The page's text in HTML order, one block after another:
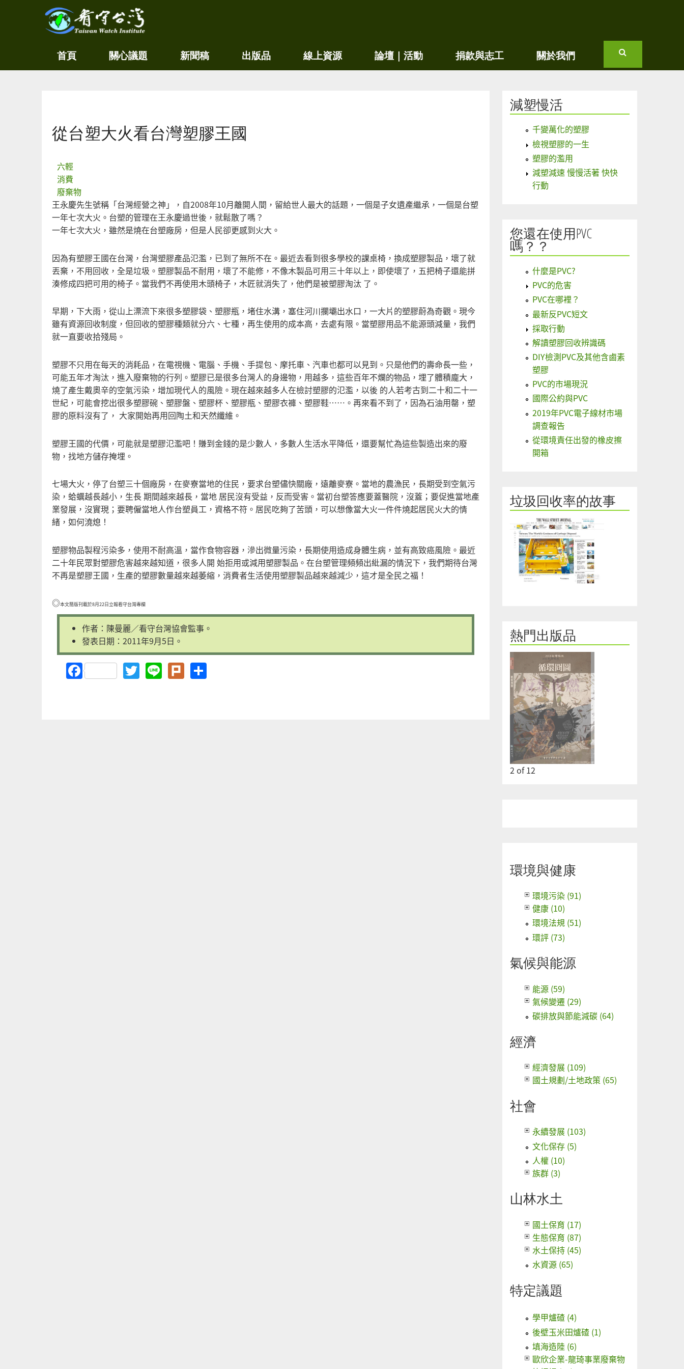
容
看守
台灣
環
首頁 關心議題 新聞稿 出版品 線上資源 論壇｜活動 捐款與志工 關於我們
尋
從台塑大火看台灣塑膠王國
六輕
消費
廢棄物
王永慶先生號稱「台灣經營之神」，自2008年10月離開人間，留給世人最大的話題，一個是子女遺產繼承，一個是台塑
一年七次大火。台塑的管理在王永慶過世後，就鬆散了嗎？
一年七次大火，雖然是燒在台塑廠房，但是人民卻更感到火大。
因為有塑膠王國在台灣，台灣塑膠產品氾濫，已到了無所不在。最近去看到很多學校的課桌椅，換成塑膠製品，壞了就
丟棄，不用回收，全是垃圾。塑膠製品不耐用，壞了不能修，不像木製品可用三十年以上，即使壞了，五把椅子還能拼
湊修成四把可用的椅子。當我們不再使用木頭椅子，木匠就消失了，他們是被塑膠淘汰 了。
早期，下大雨，從山上漂流下來很多塑膠袋、塑膠瓶，堵住水溝，塞住河川攔壩出水口，一大片的塑膠蔚為奇觀。現今
雖有資源回收制度，但回收的塑膠種類就分六、七種，再生使用的成本高，去處有限。當塑膠用品不能源頭減量，我們
就一直要收拾殘局。
塑膠不只用在每天的消耗品，在電視機、電腦、手機、手提包、摩托車、汽車也都可以見到。只是他們的壽命長一些，
可能五年才淘汰，進入廢棄物的行列。塑膠已是很多台灣人的身邊物，用越多，這些百年不爛的物品，埋了體積龐大，
燒了產生戴奧辛的空氣污染，增加現代人的風險。現在越來越多人在檢討塑膠的氾濫，以後 的人若考古到二十和二十一
世紀，可能會挖出很多塑膠碗、塑膠盤、塑膠杯、塑膠瓶、塑膠衣褲、塑膠鞋……。再來看不到了，因為石油用罄，塑
膠的原料沒有了， 大家開始再用回陶土和天然纖維。
塑膠王國的代價，可能就是塑膠氾濫吧！賺到金錢的是少數人，多數人生活水平降低，還要幫忙為這些製造出來的廢
物，找地方儲存掩埋。
七場大火，停了台塑三十個廠房，在麥寮當地的住民，要求台塑儘快關廠，遠離麥寮。當地的農漁民，長期受到空氣污
染，蛤蠣越長越小，生長 期間越來越長，當地 居民沒有受益，反而受害。當初台塑答應要蓋醫院，沒蓋；要促進當地產
業發展，沒實現；要聘僱當地人作台塑員工，資格不符。居民吃夠了苦頭，可以想像當大火一件件燒起居民火大的情
緒，如何澆熄！
塑膠物品製程污染多，使用不耐高溫，當作食物容器，滲出微量污染，長期使用造成身體生病，並有高致癌風險。最近
二十年民眾對塑膠危害越來越知道，很多人開 始拒用或減用塑膠製品。在台塑管理頻頻出紕漏的情況下，我們期待台灣
不再是塑膠王國，生產的塑膠數量越來越萎縮，消費者生活使用塑膠製品越來越減少，這才是全民之福！
◎本文簡版刊載於8月22日立報看守台灣專欄
作者：陳曼麗／看守台灣協會監事。
發表日期：2011年9月5日。
FacebookTwitter
LinePlurk
減塑慢活
千變萬化的塑膠
檢視塑膠的一生
塑膠的濫用
減塑減速 慢慢活著 快快
行動
您還在使用PVC
嗎？？
什麼是PVC?
PVC的危害
PVC在哪裡？
最新反PVC短文
採取行動
解讀塑膠回收辨識碼
DIY檢測PVC及其他含鹵素
塑膠
PVC的市場現況
國際公約與PVC
2019年PVC電子線材市場
調查報告
從環境責任出發的橡皮擦
開箱
垃圾回收率的故事
熱門出版品
2 of12
環境與健康
環境污染 (91)
健康 (10)
環境法規 (51)
環評 (73)
氣候與能源
能源 (59)
氣候變遷 (29)
碳排放與節能減碳 (64)
經濟
經濟發展 (109)
國土規劃/土地政策 (65)
社會
永續發展 (103)
文化保存 (5)
人權 (10)
族群 (3)
山林水土
國土保育 (17)
生態保育 (87)
水土保持 (45)
水資源 (65)
特定議題
學甲爐碴 (4)
後壁玉米田爐碴 (1)
填海造陸 (6)
歐欣企業-龍琦事業廢棄物